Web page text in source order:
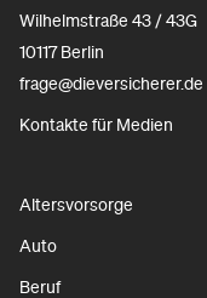
Wilhelmstraße 43 / 43G
10117 Berlin
frage@dieversicherer.de
Kontakte für Medien
Altersvorsorge
Auto
Beruf